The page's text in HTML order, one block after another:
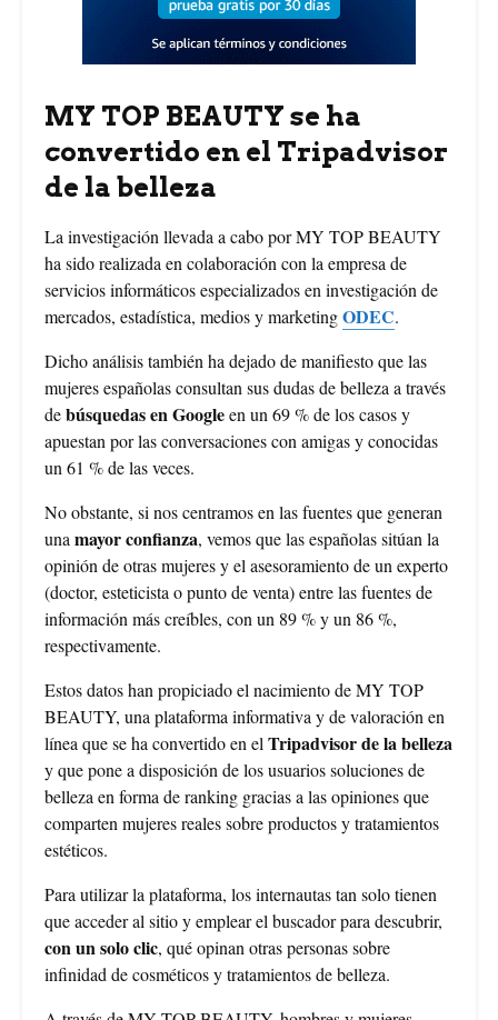
MY TOP BEAUTY se ha
convertido en el Tripadvisor
de la belleza
La investigación llevada a cabo por MY TOP BEAUTY
ha sido realizada en colaboración con la empresa de
servicios informáticos especializados en investigación de
mercados, estadística, medios y marketingODEC.
Dicho análisis también ha dejado de manifiesto que las
mujeres españolas consultan sus dudas de belleza a través
debúsquedas en Googleen un 69 % de los casos y
apuestan por las conversaciones con amigas y conocidas
un 61 % de las veces.
No obstante, si nos centramos en las fuentes que generan
una mayor confianza, vemos que las españolas sitúan la
opinión de otras mujeres y el asesoramiento de un experto
(doctor, esteticista o punto de venta) entre las fuentes de
información más creíbles, con un 89 % y un 86 %,
respectivamente.
Estos datos han propiciado el nacimiento de MY TOP
BEAUTY, una plataforma informativa y de valoración en
línea que se ha convertido en el Tripadvisor de la belleza
y que pone a disposición de los usuarios soluciones de
belleza en forma de ranking gracias a las opiniones que
comparten mujeres reales sobre productos y tratamientos
estéticos.
Para utilizar la plataforma, los internautas tan solo tienen
que acceder al sitio y emplear el buscador para descubrir,
con un solo clic, qué opinan otras personas sobre
infinidad de cosméticos y tratamientos de belleza.